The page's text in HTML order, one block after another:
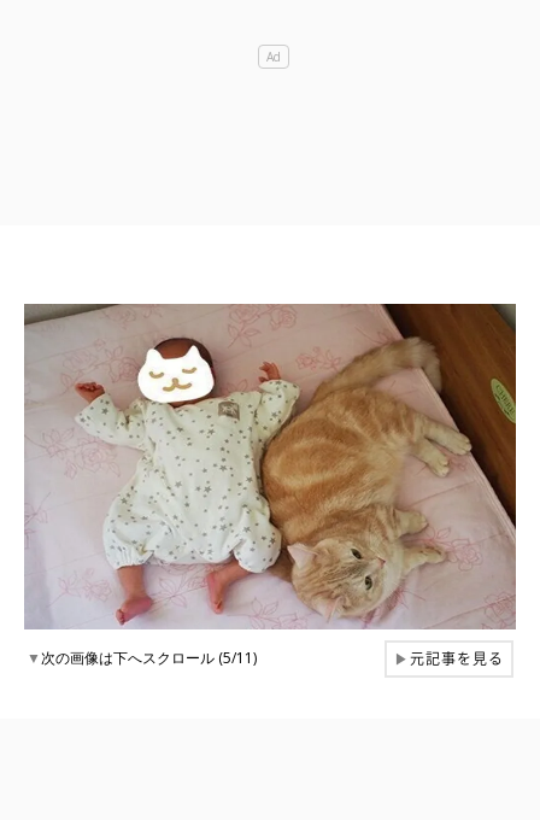
▼次の画像は下へスクロール (5/11) ▶元記事を見る